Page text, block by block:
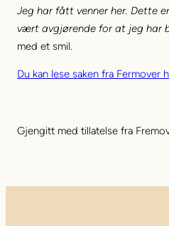
Jeg har fått venner her. Dette
vært avgjørende for at jeg har
med et smil.
Du kan lese saken fra Fermover
Gjengitt med tillatelse fra